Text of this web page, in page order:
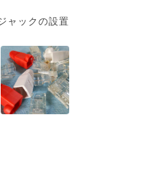
ャックの設置